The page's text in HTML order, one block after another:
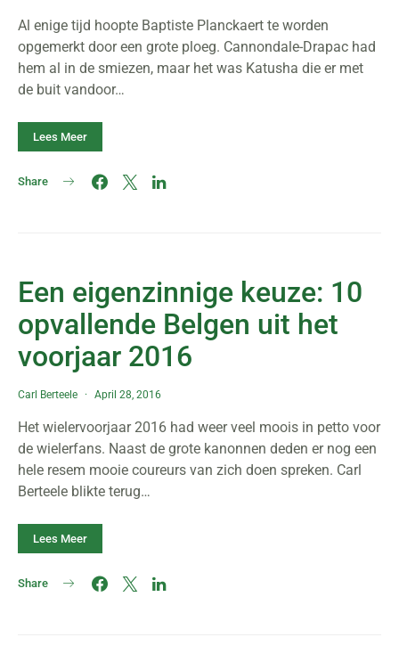
Al enige tijd hoopte Baptiste Planckaert te worden
opgemerkt door een grote ploeg. Cannondale-Drapac had
hem al in de smiezen, maar het was Katusha die er met
de buit vandoor…
Lees Meer
Share
Een eigenzinnige keuze: 10
opvallende Belgen uit het
voorjaar 2016
Carl Berteele April 28, 2016
Het wielervoorjaar 2016 had weer veel moois in petto voor
de wielerfans. Naast de grote kanonnen deden er nog een
hele resem mooie coureurs van zich doen spreken. Carl
Berteele blikte terug…
Lees Meer
Share